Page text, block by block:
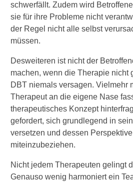
schwerfällt. Zudem wird
sie für ihre Probleme nicht
der Regel nicht alle selbst
müssen.
Desweiteren ist nicht der
machen, wenn die Therapie nicht
DBT niemals versagen. Vielmehr
Therapeut an die eigene Nase
therapeutisches Konzept
gefordert, sich grundlegend in
versetzen und dessen
miteinzubeziehen.
Nicht jedem Therapeuten gelingt
Genauso wenig harmoniert ein